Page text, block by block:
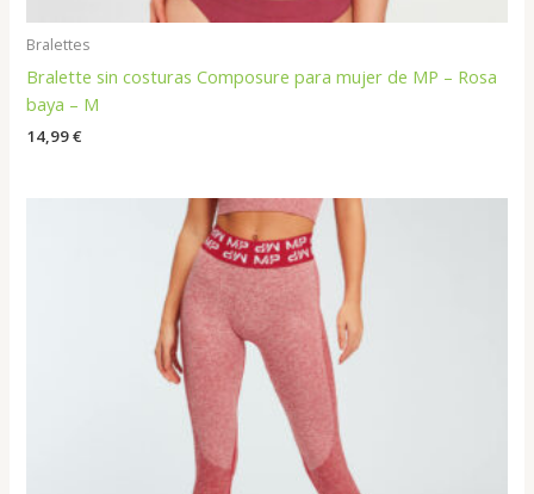
Bralettes
Bralette sin costuras Composure para mujer de MP – Rosa
baya – M
14,99€